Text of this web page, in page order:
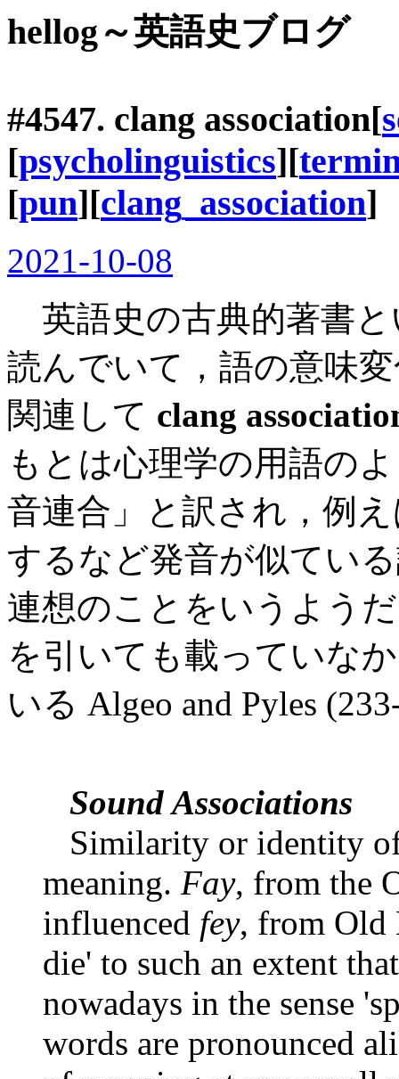
hellog～英語史ブログ
#4547. clang association[
[psycholinguistics][
[pun][clang_association]
2021-10-08
英語史の古典的著書と
読んでいて，語の意味
関連して clang
もとは心理学の用語の
音連合」と訳され，例
するなど発音が似てい
連想のことをいうよう
を引いても載っていな
いる Algeo and Pyles
Sound Associations
Similarity or identity
meaning. Fay, from the
influenced fey, from
die' to such an extent
nowadays in the sense
words are pronounced